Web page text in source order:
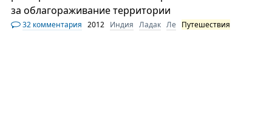
за облагораживание территории
32 комментария 2012 Индия Ладак Ле Путешествия